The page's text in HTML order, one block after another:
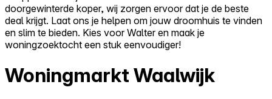
doorgewinterde koper, wij zorgen ervoor dat je de beste
deal krijgt. Laat ons je helpen om jouw droomhuis te vinden
en slim te bieden. Kies voor Walter en maak je
woningzoektocht een stuk eenvoudiger!
Woningmarkt Waalwijk